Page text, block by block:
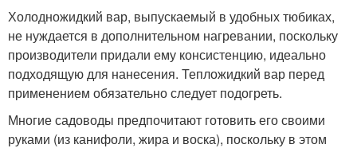
Холодножидкий вар, выпускаемый в удобных тюбиках,
не нуждается в дополнительном нагревании, поскольку
производители придали ему консистенцию, идеально
подходящую для нанесения. Тепложидкий вар перед
применением обязательно следует подогреть.
Многие садоводы предпочитают готовить его своими
руками (из канифоли, жира и воска), поскольку в этом